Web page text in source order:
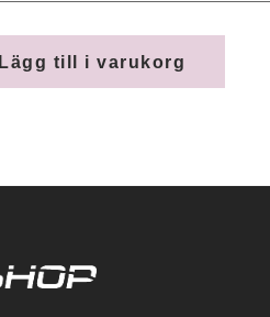
Lägg till i varukorg